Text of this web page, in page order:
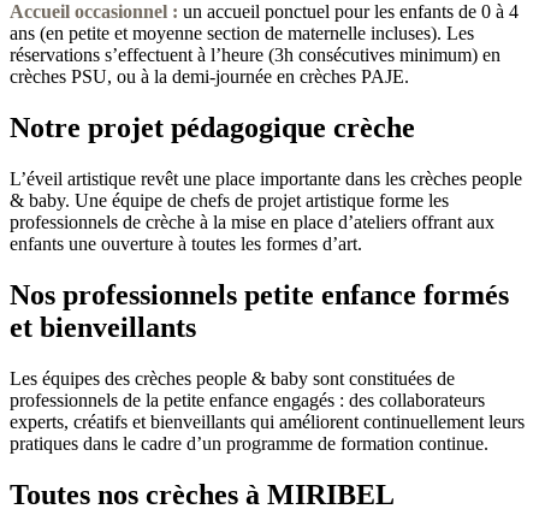
Accueil occasionnel : un accueil ponctuel pour les enfants de 0 à 4
ans (en petite et moyenne section de maternelle incluses). Les
réservations s’effectuent à l’heure (3h consécutives minimum) en
crèches PSU, ou à la demi-journée en crèches PAJE.
Notre projet pédagogique crèche
L’éveil artistique revêt une place importante dans les crèches people
& baby. Une équipe de chefs de projet artistique forme les
professionnels de crèche à la mise en place d’ateliers offrant aux
enfants une ouverture à toutes les formes d’art.
Nos professionnels petite enfance formés
et bienveillants
Les équipes des crèches people & baby sont constituées de
professionnels de la petite enfance engagés : des collaborateurs
experts, créatifs et bienveillants qui améliorent continuellement leurs
pratiques dans le cadre d’un programme de formation continue.
Toutes nos crèches à MIRIBEL